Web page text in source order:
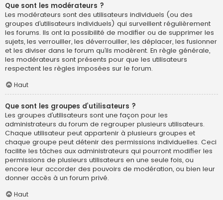
Que sont les modérateurs ?
Les modérateurs sont des utilisateurs individuels (ou des
groupes d’utilisateurs individuels) qui surveillent régulièrement
les forums. Ils ont la possibilité de modifier ou de supprimer les
sujets, les verrouiller, les déverrouiller, les déplacer, les fusionner
et les diviser dans le forum qu’ils modèrent. En règle générale,
les modérateurs sont présents pour que les utilisateurs
respectent les règles imposées sur le forum.
Haut
Que sont les groupes d’utilisateurs ?
Les groupes d’utilisateurs sont une façon pour les
administrateurs du forum de regrouper plusieurs utilisateurs.
Chaque utilisateur peut appartenir à plusieurs groupes et
chaque groupe peut détenir des permissions individuelles. Ceci
facilite les tâches aux administrateurs qui pourront modifier les
permissions de plusieurs utilisateurs en une seule fois, ou
encore leur accorder des pouvoirs de modération, ou bien leur
donner accès à un forum privé.
Haut